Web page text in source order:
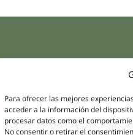
Para ofrecer las mejores
acceder a la información del
procesar datos como el
No consentir o retirar el
Tienda online
Clínicas